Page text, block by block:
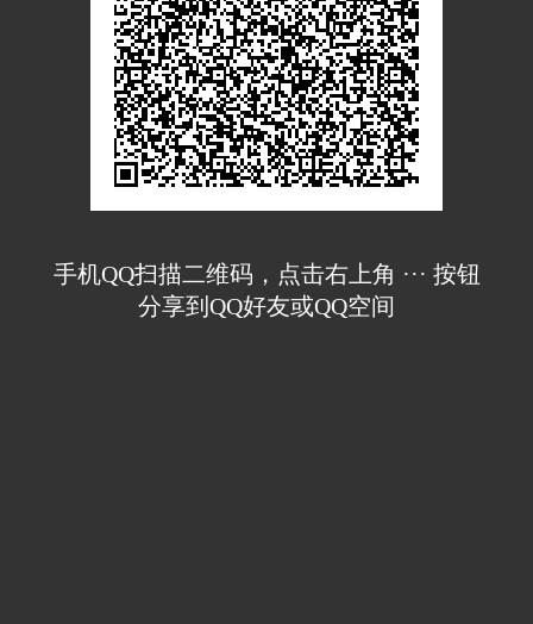
手机QQ扫描二维码，点击右上角 ··· 按钮
分享到QQ好友或QQ空间